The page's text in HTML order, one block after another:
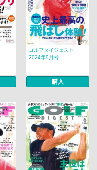
ゴルフダイジェスト
2024年9月号
購入